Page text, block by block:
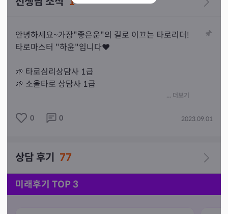
안녕하세요~가장"좋은운"의 길로 이끄는 타로리더!
타로마스터 "하윤"입니다❤
🌱 타로심리상담사 1급
🌱 소울타로 상담사 1급
     애정운 금전운 취업운 합격운~
     소울님과 소통하는 벗이되어~
... 더보기
0 0 2023.09.01
상담 후기 77
미래후기 TOP 3